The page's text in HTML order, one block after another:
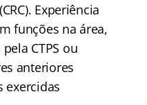
Experiência
funções na área,
CTPS ou
anteriores
exercidas